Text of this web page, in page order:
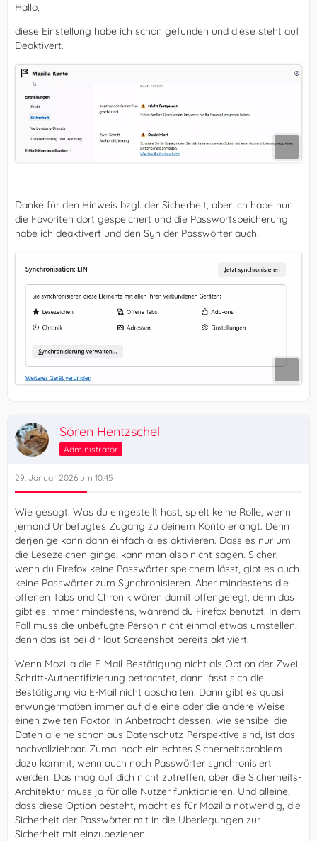
Hallo,
diese Einstellung habe ich schon gefunden und diese steht auf
Deaktivert.
Danke für den Hinweis bzgl. der Sicherheit, aber ich habe nur
die Favoriten dort gespeichert und die Passwortspeicherung
habe ich deaktivert und den Syn der Passwörter auch.
Sören Hentzschel
Administrator
29. Januar 2026 um 10:45
Wie gesagt: Was du eingestellt hast, spielt keine Rolle, wenn
jemand Unbefugtes Zugang zu deinem Konto erlangt. Denn
derjenige kann dann einfach alles aktivieren. Dass es nur um
die Lesezeichen ginge, kann man also nicht sagen. Sicher,
wenn du Firefox keine Passwörter speichern lässt, gibt es auch
keine Passwörter zum Synchronisieren. Aber mindestens die
offenen Tabs und Chronik wären damit offengelegt, denn das
gibt es immer mindestens, während du Firefox benutzt. In dem
Fall muss die unbefugte Person nicht einmal etwas umstellen,
denn das ist bei dir laut Screenshot bereits aktiviert.
Wenn Mozilla die E-Mail-Bestätigung nicht als Option der Zwei-
Schritt-Authentifizierung betrachtet, dann lässt sich die
Bestätigung via E-Mail nicht abschalten. Dann gibt es quasi
erwungermaßen immer auf die eine oder die andere Weise
einen zweiten Faktor. In Anbetracht dessen, wie sensibel die
Daten alleine schon aus Datenschutz-Perspektive sind, ist das
nachvollziehbar. Zumal noch ein echtes Sicherheitsproblem
dazu kommt, wenn auch noch Passwörter synchronisiert
werden. Das mag auf dich nicht zutreffen, aber die Sicherheits-
Architektur muss ja für alle Nutzer funktionieren. Und alleine,
dass diese Option besteht, macht es für Mozilla notwendig, die
Sicherheit der Passwörter mit in die Überlegungen zur
Sicherheit mit einzubeziehen.